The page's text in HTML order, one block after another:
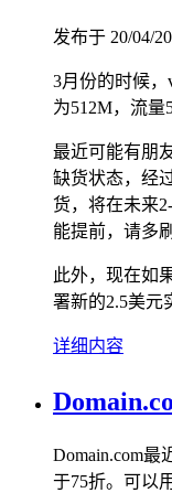
发布于 20/04/
3月份的时候，
为512M，流量
最近可能有朋
缺货状态，经
货，将在未来
能提前，请多
此外，现在如
署新的2.5美元
详细内容
Domain.com最
于75折。可以